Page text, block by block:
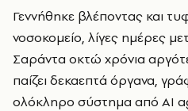
Γεννήθηκε βλέποντας και
νοσοκομείο, λίγες ημέρες
Σαράντα οκτώ χρόνια
παίζει δεκαεπτά όργανα,
ολόκληρο σύστημα από AI